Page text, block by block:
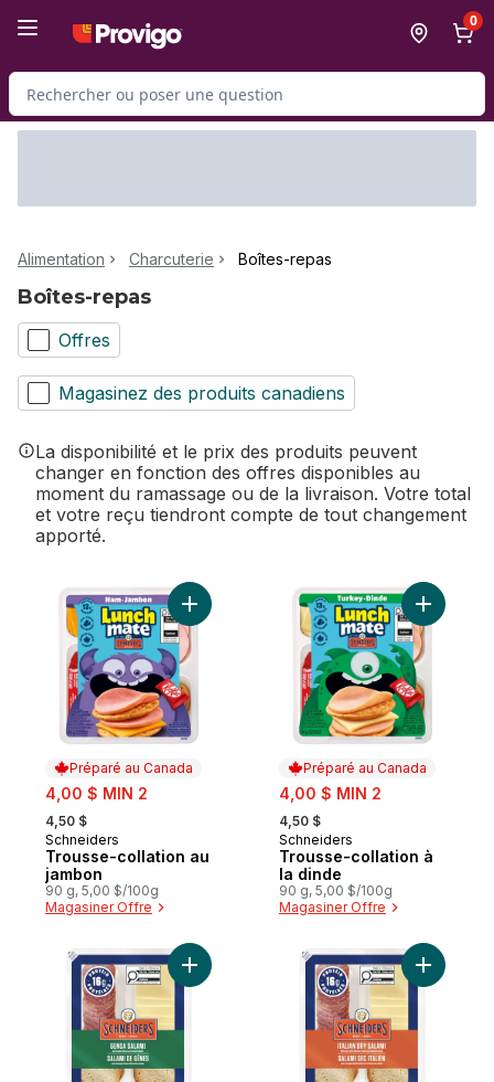
0
Rechercher des produits
Alimentation Charcuterie Boîtes-repas
Boîtes-repas
Offres
Magasinez des produits canadiens
La disponibilité et le prix des produits peuvent
changer en fonction des offres disponibles au
moment du ramassage ou de la livraison. Votre total
et votre reçu tiendront compte de tout changement
apporté.
Préparé au Canada
sale:
4,00 $ MIN 2
, formerly:
4,50 $
Préparé au Canada
Schneiders
Trousse-collation au
jambon
90 g, 5,00 $/100g
Magasiner Offre
Ajouter Trousse-collation au jambon au
Préparé au Canada
sale:
4,00 $ MIN 2
, formerly:
4,50 $
Préparé au Canada
Schneiders
Trousse-collation à
la dinde
90 g, 5,00 $/100g
Magasiner Offre
Ajouter
Ajouter Trousse-collation au salami de
Ajouter